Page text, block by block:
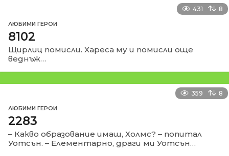
431 8
ЛЮБИМИ ГЕРОИ
8102
Щирлиц помисли. Хареса му и помисли още
веднъж…
359 8
ЛЮБИМИ ГЕРОИ
2283
– Какво образование имаш, Холмс? – попитал
Уотсън. – Елементарно, драги ми Уотсън…